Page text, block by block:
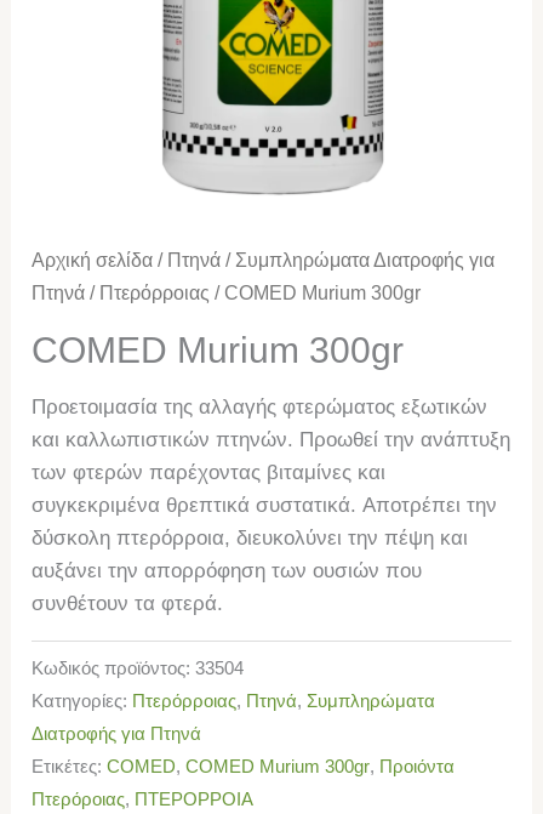
Αρχική σελίδα / Πτηνά / Συμπληρώματα Διατροφής για
Πτηνά / Πτερόρροιας / COMED Murium 300gr
COMED Murium 300gr
Προετοιμασία της αλλαγής φτερώματος εξωτικών
και καλλωπιστικών πτηνών. Προωθεί την ανάπτυξη
των φτερών παρέχοντας βιταμίνες και
συγκεκριμένα θρεπτικά συστατικά. Αποτρέπει την
δύσκολη πτερόρροια, διευκολύνει την πέψη και
αυξάνει την απορρόφηση των ουσιών που
συνθέτουν τα φτερά.
Κωδικός προϊόντος:33504
Κατηγορίες: Πτερόρροιας, Πτηνά, Συμπληρώματα
Διατροφής για Πτηνά
Ετικέτες:COMED,COMED Murium 300gr, Προιόντα
Πτερόροιας, ΠΤΕΡΟΡΡΟΙΑ